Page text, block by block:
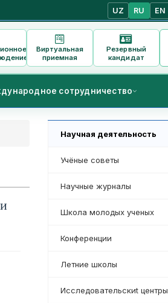
UZ RU EN
Виртуальная
приемная
Резервный
кандидат
сотрудничество
Научная деятельность
Учёные советы
Научные журналы
Школа молодых ученых
Конференции
Летние школы
Исследовательскиt центры